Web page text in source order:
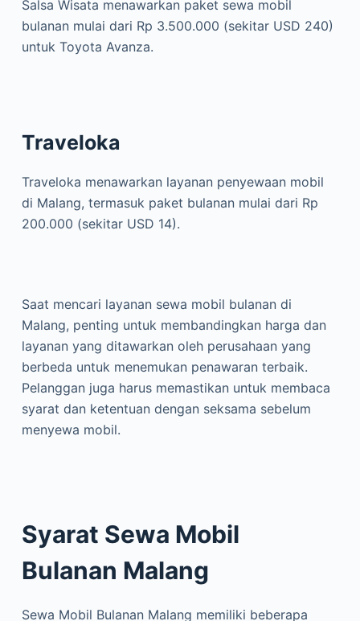
Salsa Wisata menawarkan paket sewa mobil
bulanan mulai dari Rp 3.500.000 (sekitar USD 240)
untuk Toyota Avanza.
Traveloka
Traveloka menawarkan layanan penyewaan mobil
di Malang, termasuk paket bulanan mulai dari Rp
200.000 (sekitar USD 14).
Saat mencari layanan sewa mobil bulanan di
Malang, penting untuk membandingkan harga dan
layanan yang ditawarkan oleh perusahaan yang
berbeda untuk menemukan penawaran terbaik.
Pelanggan juga harus memastikan untuk membaca
syarat dan ketentuan dengan seksama sebelum
menyewa mobil.
Syarat Sewa Mobil
Bulanan Malang
Sewa Mobil Bulanan Malang memiliki beberapa